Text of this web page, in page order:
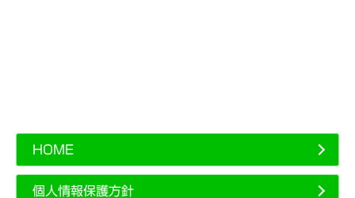
HOME
個人情報保護方針